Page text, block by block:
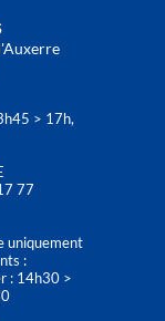
> 17h,
77
uniquement
:
: 14h30 >